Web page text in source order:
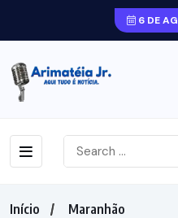
6 DE
Início
Maranhão